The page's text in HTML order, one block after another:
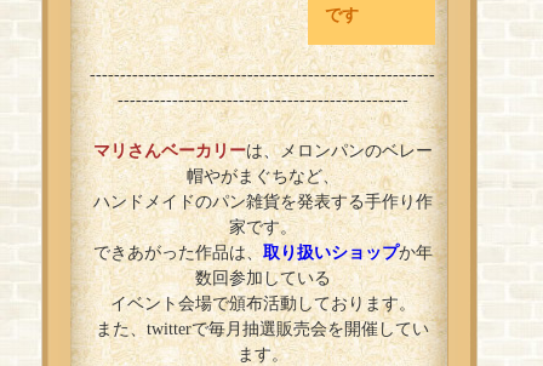
です
---------------------------------------------------------
------------------------------------------------
マリさんベーカリーは、メロンパンのベレー
帽やがまぐちなど、
ハンドメイドのパン雑貨を発表する手作り作
家です。
できあがった作品は、取り扱いショップか年
数回参加している
イベント会場で頒布活動しております。
また、twitterで毎月抽選販売会を開催してい
ます。